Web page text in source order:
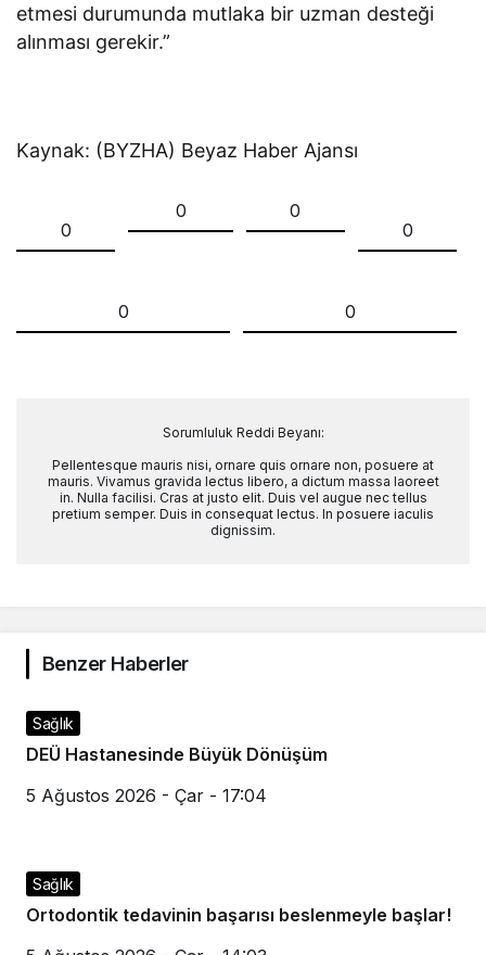
etmesi durumunda mutlaka bir uzman desteği
alınması gerekir.”
Kaynak: (BYZHA) Beyaz Haber Ajansı
0
0
0
0
0 0
Sorumluluk Reddi Beyanı:
Pellentesque mauris nisi, ornare quis ornare non, posuere at
mauris. Vivamus gravida lectus libero, a dictum massa laoreet
in. Nulla facilisi. Cras at justo elit. Duis vel augue nec tellus
pretium semper. Duis in consequat lectus. In posuere iaculis
dignissim.
Benzer Haberler
Sağlık
DEÜ Hastanesinde Büyük Dönüşüm
5 Ağustos 2026 - Çar - 17:04
Sağlık
Ortodontik tedavinin başarısı beslenmeyle başlar!